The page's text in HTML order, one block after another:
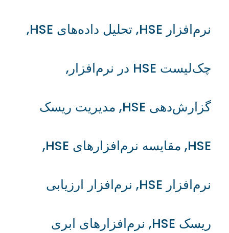
نرم‌افزار HSE , تحلیل داده‌های HSE ,
چک‌لیست HSE در نرم‌افزار ,
گزارش‌دهی HSE , مدیریت ریسک
HSE
, مقایسه نرم‌افزارهای HSE ,
نرم‌افزار HSE , نرم‌افزار ارزیابی
ریسک HSE , نرم‌افزارهای ابری